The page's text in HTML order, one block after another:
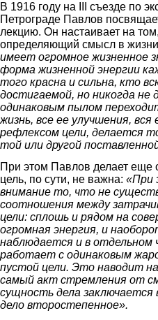
В 1916 году на III съезде по
Петрограде Павлов
лекцию. Он настаивает на
определяющий смысл в жизни
имеет огромное жизненное
форма жизненной энергии
того красна и сильна, кто
достигаемой, но никогда не
одинаковым пылом
жизнь, все ее улучшения,
рефлексом цели, делается
той или другой
При этом Павлов делает еще
цель, по сути, не важна: «При
внимание то, что не
соотношения между
цели: сплошь и рядом на
огромная энергия, и
наблюдается и в отдельном
работает с одинаковым
пустой цели. Это наводит
самый акт стремления от
сущность дела
дело второстепенное».